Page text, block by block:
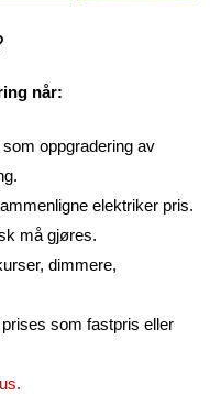
når:
oppgradering av
elektriker pris.
må gjøres.
dimmere,
som fastpris eller